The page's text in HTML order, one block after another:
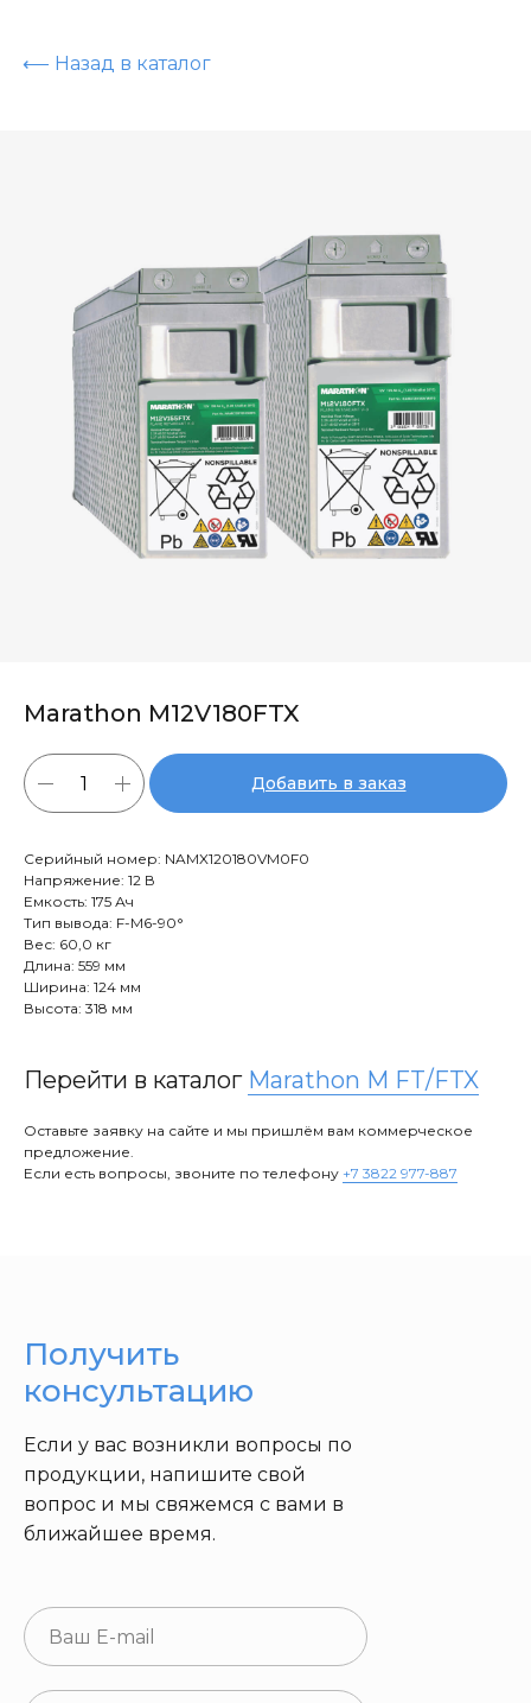
⟵ Назад в каталог
Marathon M12V180FTX
Добавить в заказ
Серийный номер: NAMX120180VM0F0
Напряжение: 12 В
Емкость: 175 Ач
Тип вывода: F-M6-90°
Вес: 60,0 кг
Длина: 559 мм
Ширина: 124 мм
Высота: 318 мм
Перейти в каталог Marathon M FT/FTX
Оставьте заявку на сайте и мы пришлём вам коммерческое
предложение.
Если есть вопросы, звоните по телефону +7 3822 977-887
Если у вас возникли вопросы по
продукции, напишите свой
вопрос и мы свяжемся с вами в
ближайшее время.
Получить
консультацию